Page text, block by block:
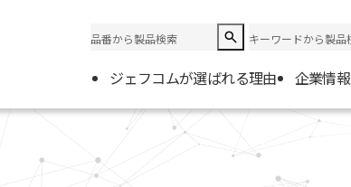
ジェフコムが選ばれる理由 企業情報
企業情報
会社概要